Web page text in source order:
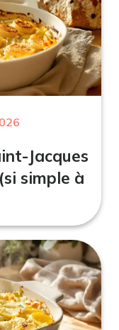
Jacques
simple à